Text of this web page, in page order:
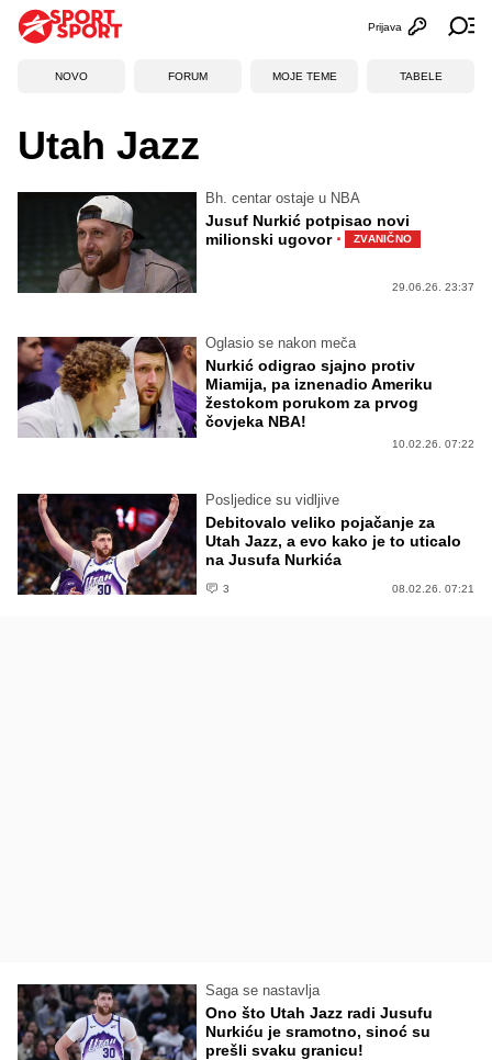
Otvori
Prijava
NOVO FORUM MOJE TEME TABELE
Utah Jazz
Bh. centar ostaje u NBA
Jusuf Nurkić potpisao novi
milionski ugovor · ZVANIČNO
29.06.26. 23:37
Oglasio se nakon meča
Nurkić odigrao sjajno protiv
Miamija, pa iznenadio Ameriku
žestokom porukom za prvog
čovjeka NBA!
10.02.26. 07:22
Posljedice su vidljive
Debitovalo veliko pojačanje za
Utah Jazz, a evo kako je to uticalo
na Jusufa Nurkića
3 08.02.26. 07:21
Saga se nastavlja
Ono što Utah Jazz radi Jusufu
Nurkiću je sramotno, sinoć su
prešli svaku granicu!